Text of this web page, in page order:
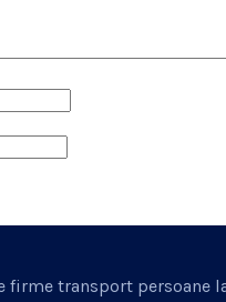
firme transport